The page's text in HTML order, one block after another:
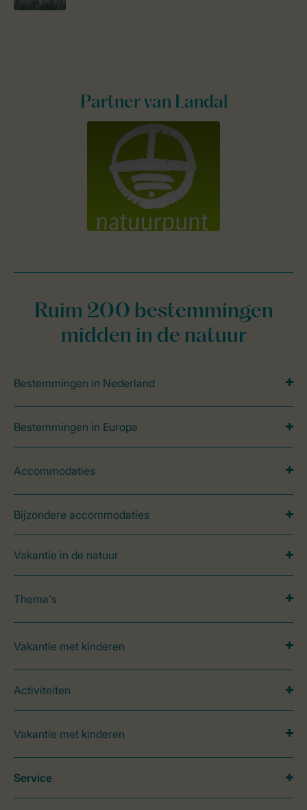
Partner van Landal
Ruim 200 bestemmingen
midden in de natuur
Bestemmingen in Nederland
Bestemmingen in Europa
Accommodaties
Bijzondere accommodaties
Vakantie in de natuur
Thema's
Vakantie met kinderen
Activiteiten
Vakantie met kinderen
Service